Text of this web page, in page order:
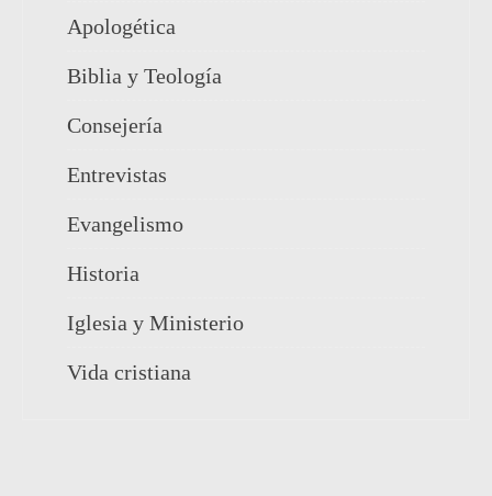
Apologética
Biblia y Teología
Consejería
Entrevistas
Evangelismo
Historia
Iglesia y Ministerio
Vida cristiana